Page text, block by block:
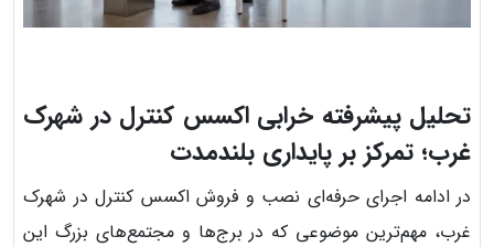
تحلیل پیشرفته خرابی اکسس کنترل در شهرک
غرب؛ تمرکز بر پایداری بلندمدت
در ادامه اجرای حرفه‌ای نصب و فروش اکسس کنترل در شهرک
غرب، مهم‌ترین موضوعی که در برج‌ها و مجتمع‌های بزرگ این